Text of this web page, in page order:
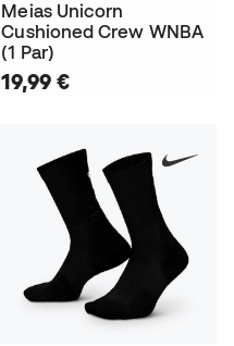
Meias Unicorn
Cushioned Crew WNBA
(1 Par)
19,99 €